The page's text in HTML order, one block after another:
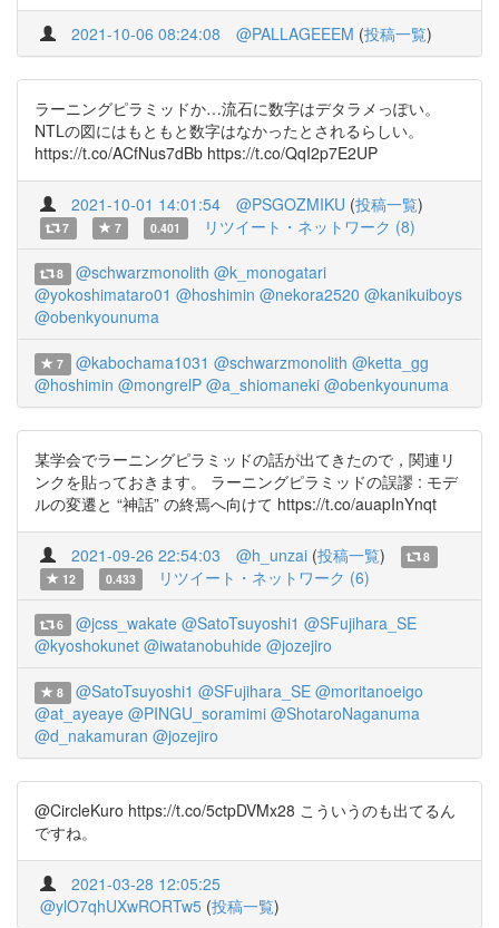
2021-10-06 08:24:08 @PALLAGEEEM (投稿一覧)
ラーニングピラミッドか…流石に数字はデタラメっぽい。
NTLの図にはもともと数字はなかったとされるらしい。
https://t.co/ACfNus7dBb https://t.co/QqI2p7E2UP
2021-10-01 14:01:54 @PSGOZMIKU (投稿一覧)
7 7 0.401 リツイート・ネットワーク (8)
8 @schwarzmonolith @k_monogatari
@yokoshimataro01 @hoshimin @nekora2520 @kanikuiboys
@obenkyounuma
7 @kabochama1031 @schwarzmonolith @ketta_gg
@hoshimin @mongrelP @a_shiomaneki @obenkyounuma
某学会でラーニングピラミッドの話が出てきたので，関連リ
ンクを貼っておきます。 ラーニングピラミッドの誤謬 : モデ
ルの変遷と “神話” の終焉へ向けて https://t.co/auapInYnqt
2021-09-26 22:54:03 @h_unzai (投稿一覧)
8
12
0.433 リツイート・ネットワーク (6)
6 @jcss_wakate @SatoTsuyoshi1 @SFujihara_SE
@kyoshokunet @iwatanobuhide @jozejiro
8 @SatoTsuyoshi1 @SFujihara_SE @moritanoeigo
@at_ayeaye @PINGU_soramimi @ShotaroNaganuma
@d_nakamuran @jozejiro
@CircleKuro https://t.co/5ctpDVMx28 こういうのも出てるん
ですね。
2021-03-28 12:05:25
@ylO7qhUXwRORTw5 (投稿一覧)